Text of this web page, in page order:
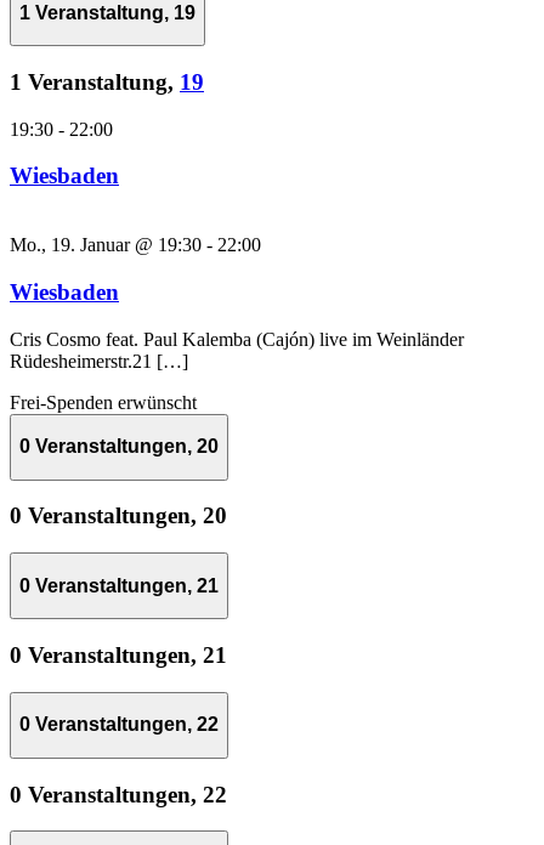
1 Veranstaltung, 19
1 Veranstaltung, 19
19:30 - 22:00
Wiesbaden
Mo., 19. Januar @ 19:30 - 22:00
Wiesbaden
Cris Cosmo feat. Paul Kalemba (Cajón) live im Weinländer
Rüdesheimerstr.21 […]
Frei-Spenden erwünscht
0 Veranstaltungen, 20
0 Veranstaltungen, 20
0 Veranstaltungen, 21
0 Veranstaltungen, 21
0 Veranstaltungen, 22
0 Veranstaltungen, 22